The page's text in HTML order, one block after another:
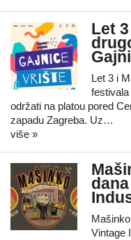
Let
Let 3 i
održati na platou pored
zapadu Zagreba. Uz…
više »
Vintage